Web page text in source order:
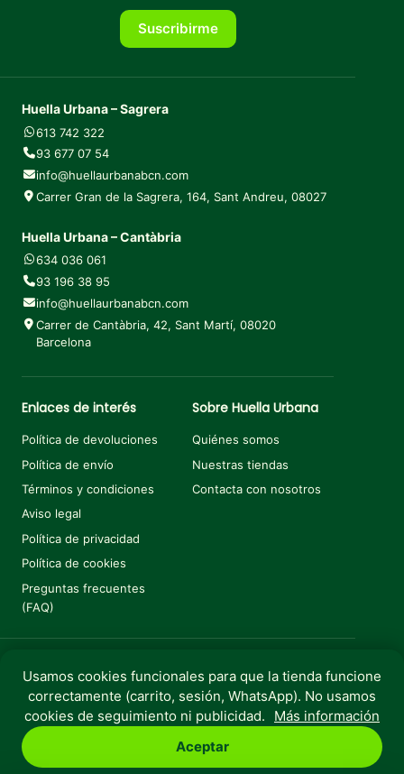
Suscribirme
Huella Urbana – Sagrera
613 742 322
93 677 07 54
info@huellaurbanabcn.com
Carrer Gran de la Sagrera, 164, Sant Andreu, 08027
Huella Urbana – Cantàbria
634 036 061
93 196 38 95
info@huellaurbanabcn.com
Carrer de Cantàbria, 42, Sant Martí, 08020
Barcelona
Enlaces de interés
Política de devoluciones
Política de envío
Términos y condiciones
Aviso legal
Política de privacidad
Política de cookies
Preguntas frecuentes
(FAQ)
Sobre Huella Urbana
Quiénes somos
Nuestras tiendas
Contacta con nosotros
Copyright © 2025 Huella Urbana. Todos los derechos
reservados.
Perro PecesRebajas
Usamos cookies funcionales para que la tienda funcione
correctamente (carrito, sesión, WhatsApp). No usamos
cookies de seguimiento ni publicidad.
Más información
Aceptar